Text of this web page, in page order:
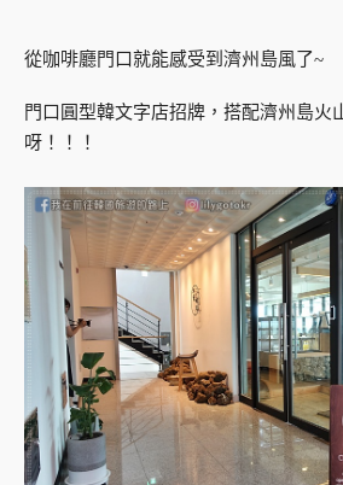
從咖啡廳門口就能感受到濟州島風了~
門口圓型韓文字店招牌，搭配濟州島火
呀！！！